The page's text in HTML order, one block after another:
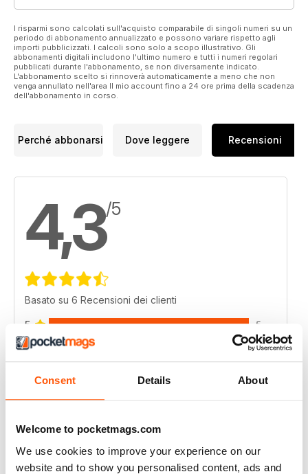
Consent Details About
Welcome to pocketmags.com
We use cookies to improve your experience on our
website and to show you personalised content, ads and
I risparmi sono calcolati sull'acquisto comparabile di singoli numeri su un
periodo di abbonamento annualizzato e possono variare rispetto agli
importi pubblicizzati. I calcoli sono solo a scopo illustrativo. Gli
abbonamenti digitali includono l'ultimo numero e tutti i numeri regolari
pubblicati durante l'abbonamento, se non diversamente indicato.
L'abbonamento scelto si rinnoverà automaticamente a meno che non
venga annullato nell'area Il mio account fino a 24 ore prima della scadenza
dell'abbonamento in corso.
Perché abbonarsi Dove leggere Recensioni
4,3/5
Basato su 6 Recensioni dei clienti
5 5
4 0
VISUALIZZA LE RECENSIONI